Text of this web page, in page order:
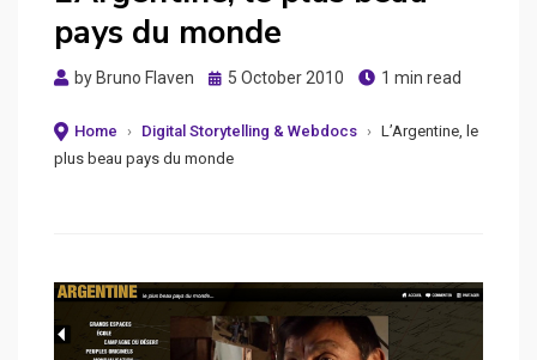
pays du monde
by Bruno Flaven
Posted
5 October 2010 1 min read
Home › Digital Storytelling & Webdocs › L’Argentine, le
plus beau pays du monde